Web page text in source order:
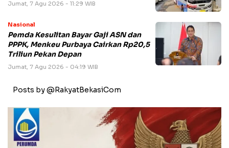
Jumat, 7 Agu 2026 - 11:29 WIB
Nasional
Pemda Kesulitan Bayar Gaji ASN dan
PPPK, Menkeu Purbaya Cairkan Rp20,5
Triliun Pekan Depan
Jumat, 7 Agu 2026 - 04:19 WIB
Posts by @RakyatBekasiCom